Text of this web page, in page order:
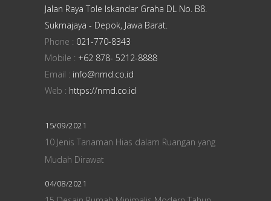
Jalan Raya Tole Iskandar Graha DL No. B8.
Sukmajaya - Depok, Jawa Barat.
Phone : 021-770-8343
Mobile : +62 878- 5212-8888
Email : info@nmd.co.id
Web : https://nmd.co.id
15/09/2021
10 Jenis Tanaman Hias dalam Ruangan yang
Mudah Dirawat
04/08/2021